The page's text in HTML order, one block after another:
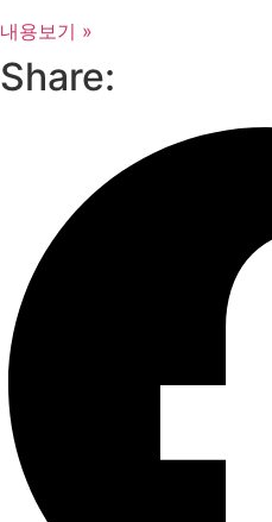
내용보기 »
Share: